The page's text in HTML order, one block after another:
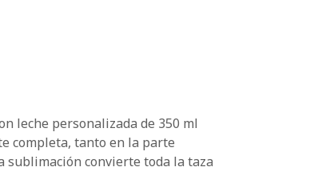
leche personalizada de 350 ml
completa, tanto en la parte
sublimación convierte toda la taza